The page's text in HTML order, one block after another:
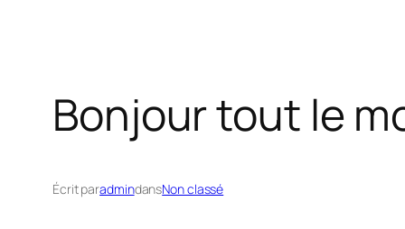
Bonjour tout le
Écrit paradmindansNon classé